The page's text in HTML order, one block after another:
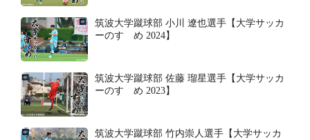
筑波大学蹴球部 小川 遼也選手【大学サッカ
ーのすゝめ 2024】
筑波大学蹴球部 佐藤 瑠星選手【大学サッカ
ーのすゝめ 2023】
筑波大学蹴球部 竹内崇人選手【大学サッカ